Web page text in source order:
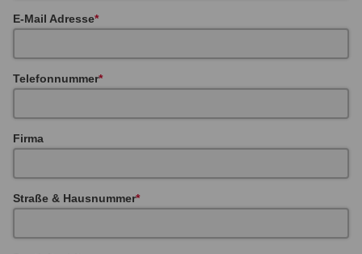
E-Mail Adresse
Telefonnummer
Firma
Straße & Hausnummer